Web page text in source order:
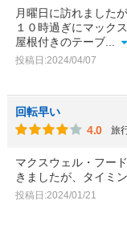
月曜日に訪れました
１０時過ぎにマック
屋根付きのテーブ
投稿日:2024/04/07
回転早い
4.0
旅
マクスウェル・フー
きましたが、タイミ
投稿日:2024/01/21